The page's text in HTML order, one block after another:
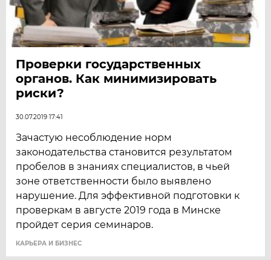
Проверки государственных
органов. Как минимизировать
риски?
30.07.2019 17:41
Зачастую несоблюдение норм
законодательства становится результатом
пробелов в знаниях специалистов, в чьей
зоне ответственности было выявлено
нарушение. Для эффективной подготовки к
проверкам в августе 2019 года в Минске
пройдет серия семинаров.
КАРЬЕРА И БИЗНЕС